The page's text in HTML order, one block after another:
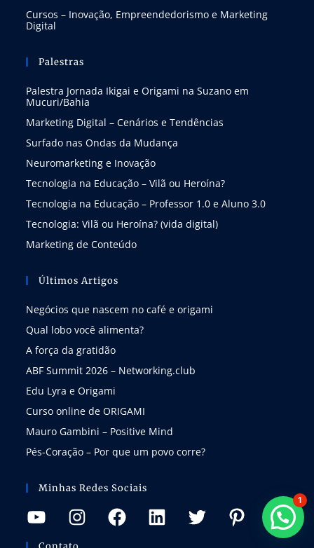
Cursos – Inovação, Empreendedorismo e Marketing
Digital
Palestras
Palestra Jornada Ikigai e Origami na Suzano em
Mucuri/Bahia
Marketing Digital – Cenários e Tendências
Surfado nas Ondas da Mudança
Neuromarketing e Inovação
Tecnologia na Educação – Vilã ou Heroína?
Tecnologia na Educação – Professor 1.0 e Aluno 3.0
Tecnologia: Vilã ou Heroína? (vida digital)
Marketing de Conteúdo
Últimos Artigos
Negócios que nascem no café e origami
Qual lobo você alimenta?
A força da gratidão
ABF Summit 2026 – Networking.club
Edu Lyra e Origami
Curso online de ORIGAMI
Mauro Gambini – Positive Mind
Pés-Coração – Por que um povo corre?
Minhas Redes Sociais
1